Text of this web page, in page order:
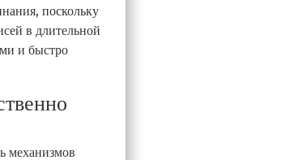
поскольку
в длительной
и быстро
механизмов